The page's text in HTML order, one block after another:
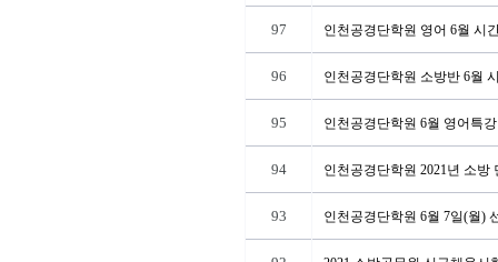
97 인천공경단학원 영어 6월 시
96 인천공경단학원 소방반 6월
95 인천공경단학원 6월 영어특
94 인천공경단학원 2021년 소방
93 인천공경단학원 6월 7일(월)